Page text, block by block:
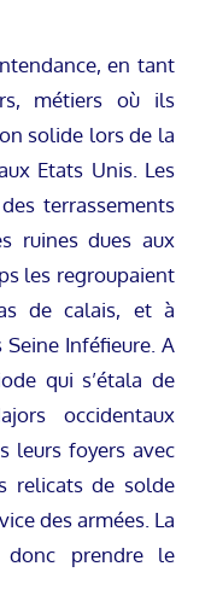
en tant
métiers où ils
solide lors de la
Etats Unis. Les
terrassements
ruines dues aux
les regroupaient
de calais, et à
Inféfieure. A
qui s’étala de
occidentaux
leurs foyers avec
relicats de solde
des armées. La
donc prendre le